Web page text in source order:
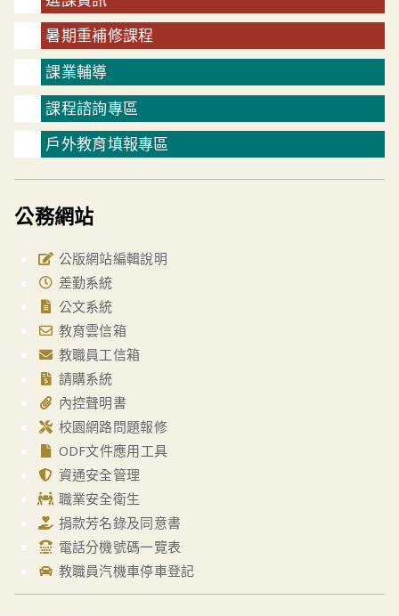
暑期重補修課程
課業輔導
課程諮詢專區
戶外教育填報專區
公務網站
公版網站編輯說明
差勤系統
公文系統
教育雲信箱
教職員工信箱
請購系統
內控聲明書
校園網路問題報修
ODF文件應用工具
資通安全管理
職業安全衛生
捐款芳名錄及同意書
電話分機號碼一覽表
教職員汽機車停車登記